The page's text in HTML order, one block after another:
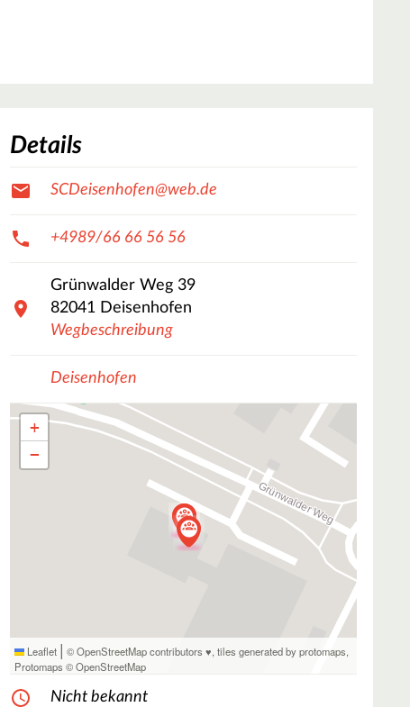
Details
SCDeisenhofen@web.de
+4989/66 66 56 56
Grünwalder Weg 39
82041 Deisenhofen
Wegbeschreibung
Deisenhofen
+
−
Leaflet | © OpenStreetMap contributors ♥,tiles generated by protomaps,
Protomaps ©OpenStreetMap
Nicht bekannt